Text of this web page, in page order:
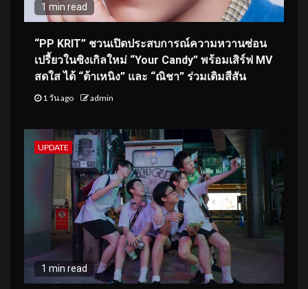
1 min read
“PP KRIT” ชวนเปิดประสบการณ์ความหวานซ่อน
เปรี้ยวในซิงเกิลใหม่ “Your Candy” พร้อมเสิร์ฟ MV
สดใส ได้ “ต้าเหนิง” และ “ณิชา” ร่วมเติมสีสัน
1 วัน ago admin
UPDATE
1 min read